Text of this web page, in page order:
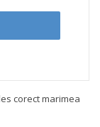
corect marimea